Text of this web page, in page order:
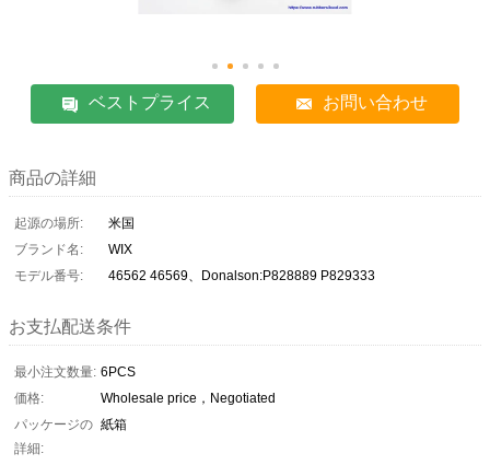
ベストプライス お問い合わせ
商品の詳細
起源の場所:
米国
ブランド名:
WIX
モデル番号:
46562 46569、Donalson:P828889 P829333
お支払配送条件
最小注文数量: 6PCS
価格:
Wholesale price，Negotiated
パッケージの
詳細:
紙箱